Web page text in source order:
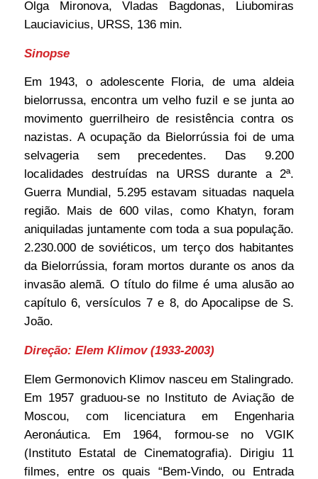
Olga Mironova, Vladas Bagdonas, Liubomiras
Lauciavicius, URSS, 136 min.
Sinopse
Em 1943, o adolescente Floria, de uma aldeia
bielorrussa, encontra um velho fuzil e se junta ao
movimento guerrilheiro de resistência contra os
nazistas. A ocupação da Bielorrússia foi de uma
selvageria sem precedentes. Das 9.200
localidades destruídas na URSS durante a 2ª.
Guerra Mundial, 5.295 estavam situadas naquela
região. Mais de 600 vilas, como Khatyn, foram
aniquiladas juntamente com toda a sua população.
2.230.000 de soviéticos, um terço dos habitantes
da Bielorrússia, foram mortos durante os anos da
invasão alemã. O título do filme é uma alusão ao
capítulo 6, versículos 7 e 8, do Apocalipse de S.
João.
Direção: Elem Klimov (1933-2003)
Elem Germonovich Klimov nasceu em Stalingrado.
Em 1957 graduou-se no Instituto de Aviação de
Moscou, com licenciatura em Engenharia
Aeronáutica. Em 1964, formou-se no VGIK
(Instituto Estatal de Cinematografia). Dirigiu 11
filmes, entre os quais “Bem-Vindo, ou Entrada